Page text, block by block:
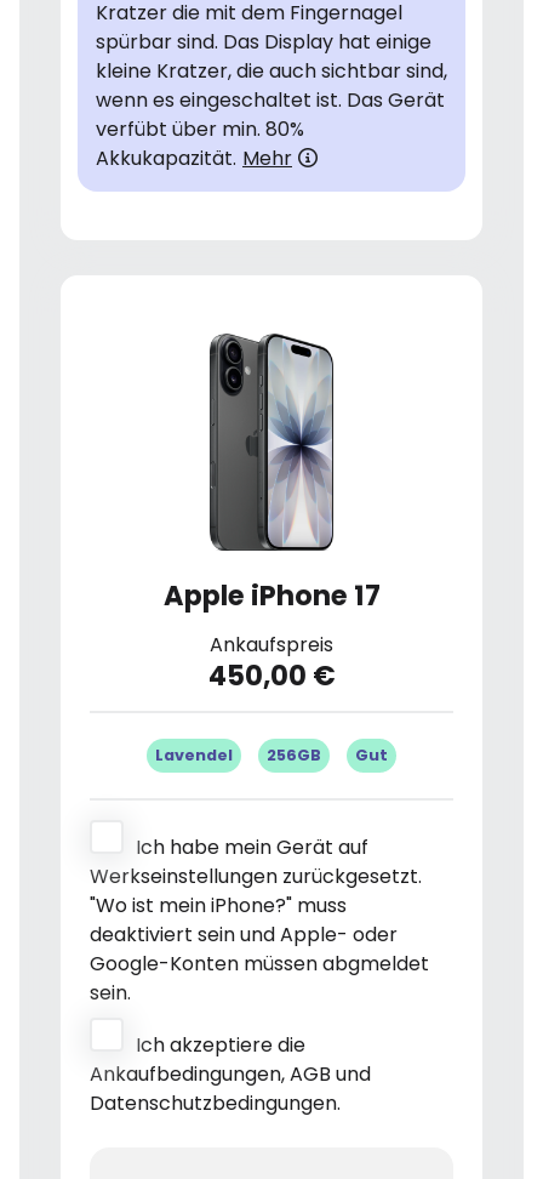
Kratzer die mit dem Fingernagel
spürbar sind. Das Display hat einige
kleine Kratzer, die auch sichtbar sind,
wenn es eingeschaltet ist. Das Gerät
verfübt über min. 80%
Akkukapazität. Mehr
Apple iPhone 17
Ankaufspreis
450,00 €
Lavendel 256GB Gut
Ich habe mein Gerät auf
Werkseinstellungen zurückgesetzt.
"Wo ist mein iPhone?" muss
deaktiviert sein und Apple- oder
Google-Konten müssen abgmeldet
sein.
Ich akzeptiere die
Ankaufbedingungen, AGB und
Datenschutzbedingungen.